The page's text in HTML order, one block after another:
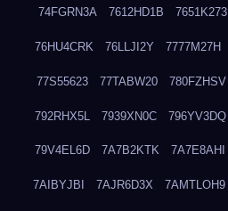
74FGRN3A 7612HD1B 7651K273
76HU4CRK 76LLJI2Y 7777M27H
77S55623 77TABW20 780FZHSV
792RHX5L 7939XN0C 796YV3DQ
79V4EL6D 7A7B2KTK 7A7E8AHI
7AIBYJBI 7AJR6D3X 7AMTLOH9